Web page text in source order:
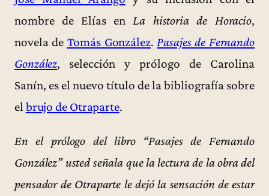
nombre de Elías en La historia de Horacio,
novela de Tomás González. Pasajes de Fernando
González, selección y prólogo de Carolina
Sanín, es el nuevo título de la bibliografía sobre
el brujo de Otraparte.
En el prólogo del libro “Pasajes de Fernando
González” usted señala que la lectura de la obra del
pensador de Otraparte le dejó la sensación de estar